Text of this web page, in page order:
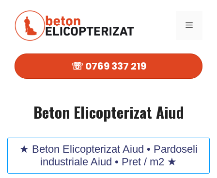
conținut
MENIU
☏ 0769 337 219
Beton Elicopterizat Aiud
★ Beton Elicopterizat Aiud • Pardoseli
industriale Aiud • Pret / m2 ★